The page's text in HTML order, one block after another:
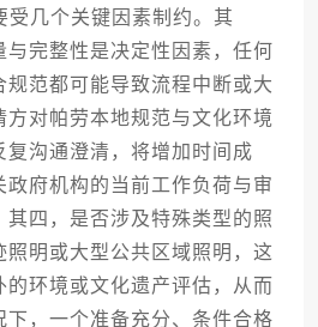
几个关键因素制约。其
与完整性是决定性因素，任何
范都可能导致流程中断或大
方对帕劳本地规范与文化环境
复沟通澄清，将增加时间成
府机构的当前工作负荷与审
四，是否涉及特殊类型的照
照明或大型公共区域照明，这
的环境或文化遗产评估，从而
下，一个准备充分、条件合格